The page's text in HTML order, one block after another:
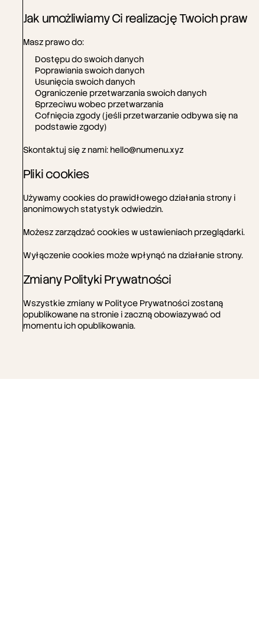
Jak umożliwiamy Ci realizację Twoich praw
Masz prawo do:
Dostępu do swoich danych
Poprawiania swoich danych
Usunięcia swoich danych
Ograniczenie przetwarzania swoich danych
Sprzeciwu wobec przetwarzania
Cofnięcia zgody (jeśli przetwarzanie odbywa się na
podstawie zgody)
Skontaktuj się z nami: hello@numenu.xyz
Pliki cookies
Używamy cookies do prawidłowego działania strony i
anonimowych statystyk odwiedzin.
Możesz zarządzać cookies w ustawieniach przeglądarki.
Wyłączenie cookies może wpłynąć na działanie strony.
Zmiany Polityki Prywatności
Wszystkie zmiany w Polityce Prywatności zostaną
opublikowane na stronie i zaczną obowiazywać od
momentu ich opublikowania.
Poczęstuj swoich
gości
pięknym menu